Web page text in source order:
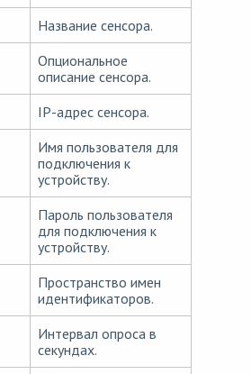
Название сенсора.
Опциональное
описание сенсора.
IP-адрес сенсора.
Имя пользователя для
подключения к
устройству.
Пароль пользователя
для подключения к
устройству.
Пространство имен
идентификаторов.
Интервал опроса в
секундах.